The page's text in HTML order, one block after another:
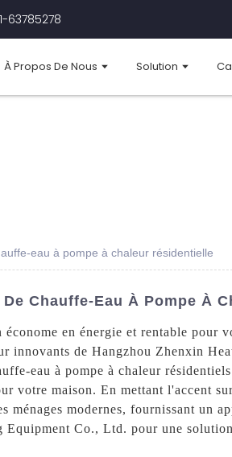
63785278
À Propos De Nous Solution
eau à pompe à chaleur résidentielle
Chauffe-Eau À Pompe À
en énergie et rentable pour
innovants de Hangzhou Zhenxin
eau à pompe à chaleur
votre maison. En mettant l'accent
ménages modernes, fournissant un
Co., Ltd. pour une